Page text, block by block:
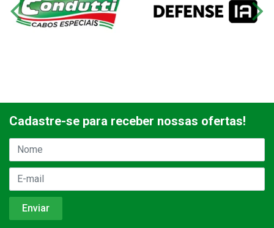
Cadastre-se para receber nossas ofertas!